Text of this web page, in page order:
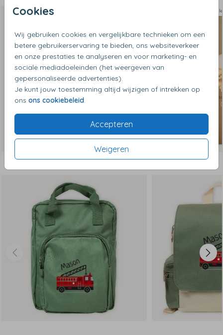
Cookies
Wij gebruiken cookies en vergelijkbare technieken om een
betere gebruikerservaring te bieden, ons websiteverkeer
en onze prestaties te analyseren en voor marketing- en
sociale mediadoeleinden (het weergeven van
gepersonaliseerde advertenties).
Je kunt jouw toestemming altijd wijzigen of intrekken op
ons ons cookiebeleid
Accepteren
Weigeren
Herinneringskist groot Op diverse
Dit vind je misschien ook leuk